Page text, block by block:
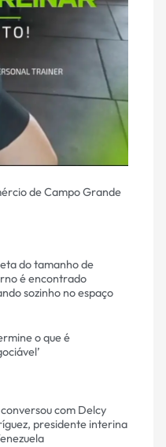
de Campo Grande
do tamanho de
é encontrado
sozinho no espaço
o que é
com Delcy
presidente interina